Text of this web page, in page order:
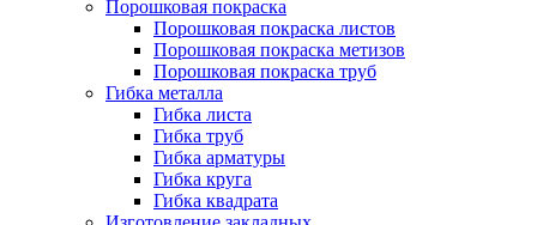
Порошковая покраска
Порошковая покраска листов
Порошковая покраска метизов
Порошковая покраска труб
Гибка металла
Гибка листа
Гибка труб
Гибка арматуры
Гибка круга
Гибка квадрата